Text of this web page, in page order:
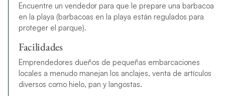
Encuentre un vendedor para que le prepare una barbacoa
en la playa (barbacoas en la playa están regulados para
proteger el parque).
Facilidades
Emprendedores dueños de pequeñas embarcaciones
locales a menudo manejan los anclajes, venta de artículos
diversos como hielo, pan y langostas.